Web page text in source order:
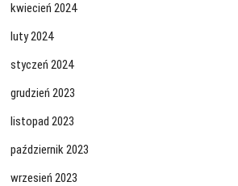
kwiecień 2024
luty 2024
styczeń 2024
grudzień 2023
listopad 2023
październik 2023
wrzesień 2023